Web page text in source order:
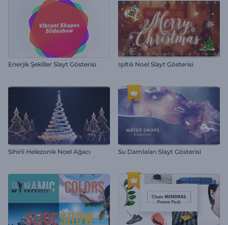
Enerjik Şekiller Slayt Gösterisi Işıltılı Noel Slayt Gösterisi
Sihirli Helezonik Noel Ağacı Su Damlaları Slayt Gösterisi